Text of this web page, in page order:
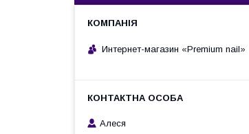
Интернет-магазин «Premium nail»
Алеся